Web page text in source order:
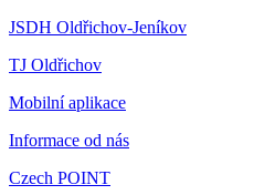
JSDH Oldřichov-Jeníkov
TJ Oldřichov
Mobilní aplikace
Informace od nás
Czech POINT